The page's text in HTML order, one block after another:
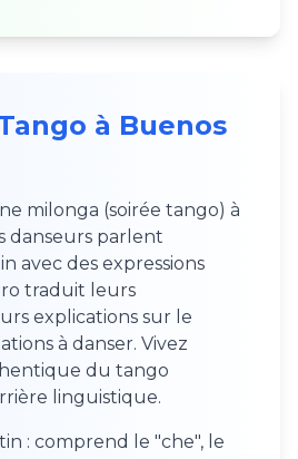
à Buenos
milonga (soirée tango) à
danseurs parlent
avec des expressions
traduit leurs
explications sur le
à danser. Vivez
du tango
linguistique.
: comprend le "che", le